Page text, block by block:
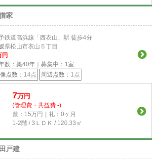
家
鉄道高浜線「西衣山」駅 徒歩4分
県松山市衣山５丁目
円
数：築40年｜募集中： 1室
点数： 14点 周辺点数： 1点
7万円
(管理費・共益費 -)
敷：15万円｜礼：0ヶ月
1-2階 / 3ＬＤＫ / 120.33㎡
戸建